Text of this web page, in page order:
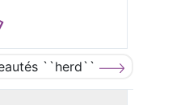
``herd``